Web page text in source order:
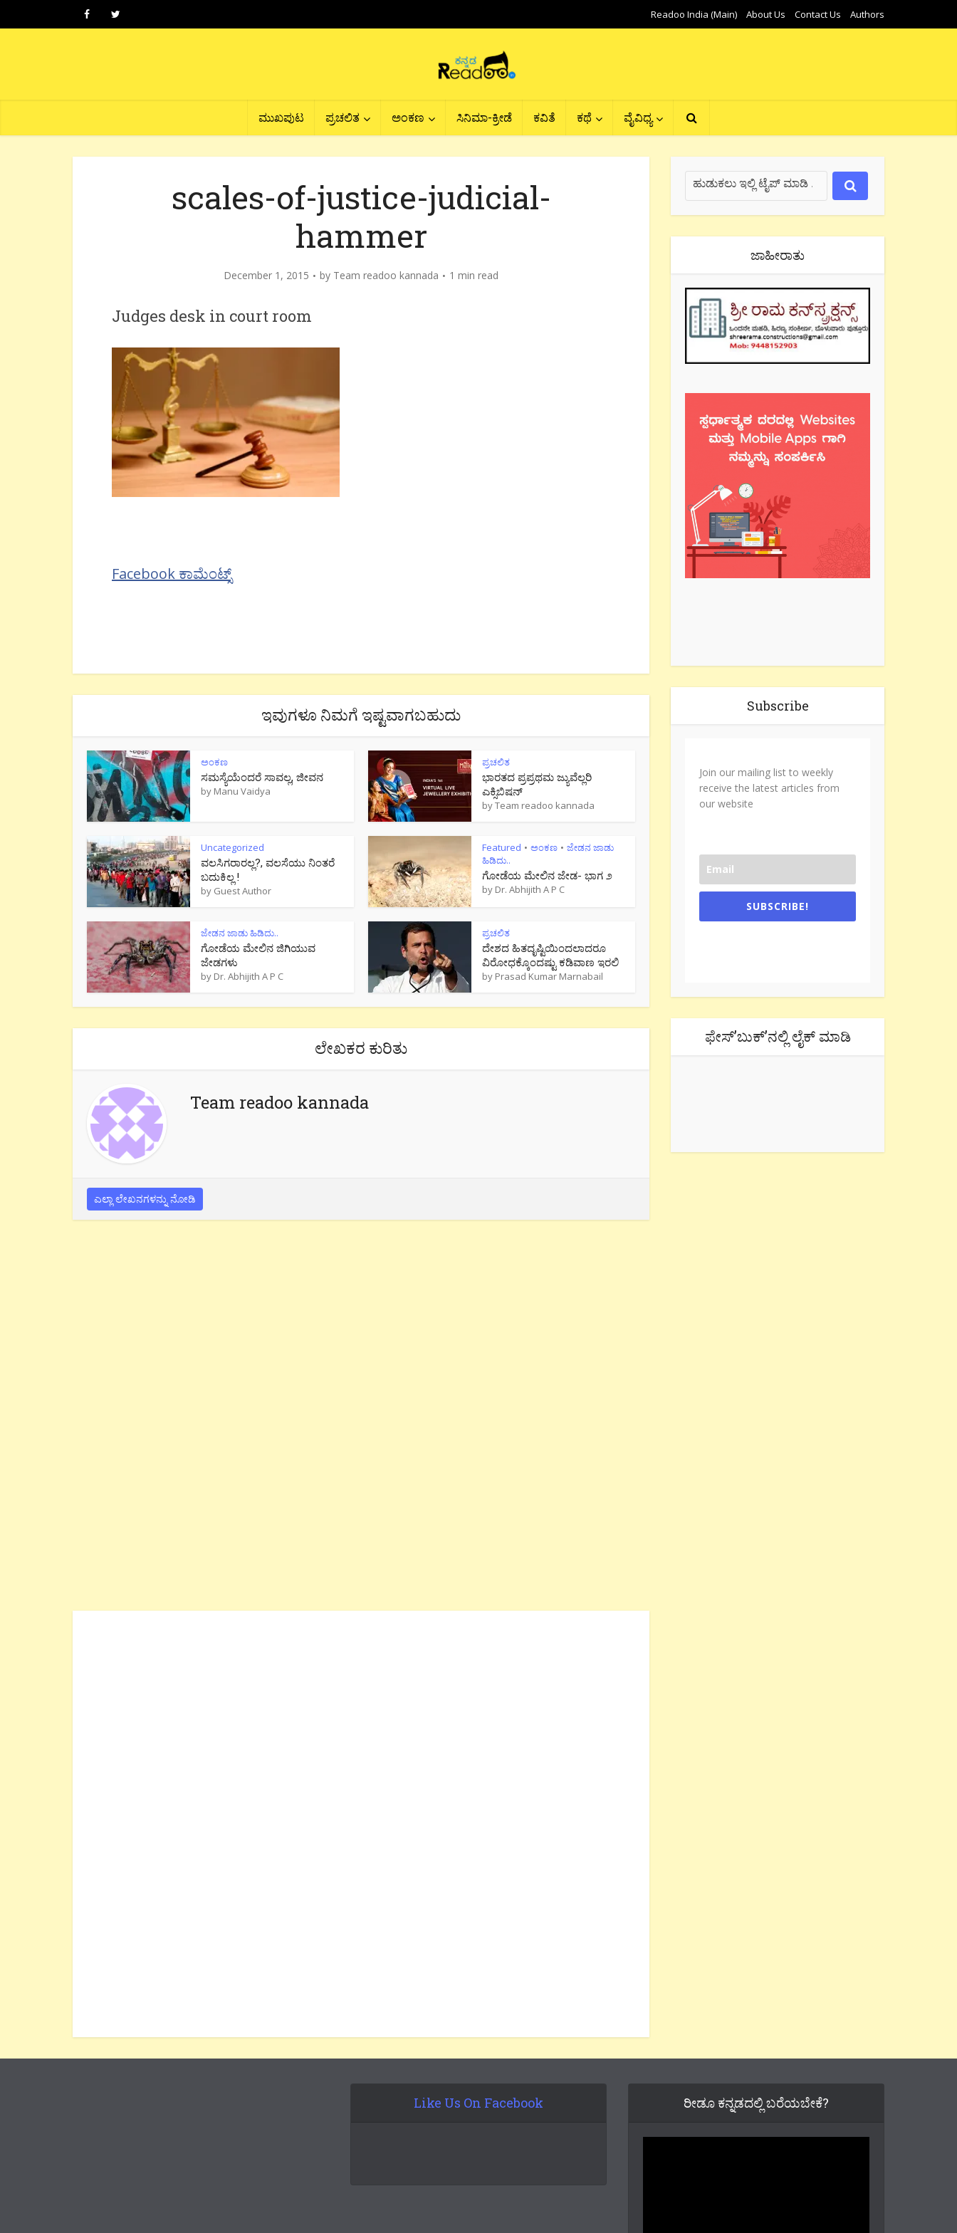
Readoo India (Main) About Us Contact Us Authors
ಮುಖಪುಟ ಪ್ರಚಲಿತ ಅಂಕಣ ಸಿನಿಮಾ-ಕ್ರೀಡೆ ಕವಿತೆ ಕಥೆ ವೈವಿಧ್ಯ
scales-of-justice-judicial-
hammer
December 1, 2015 by Team readoo kannada 1 min read
Judges desk in court room
Facebook ಕಾಮೆಂಟ್ಸ್
ಇವುಗಳೂ ನಿಮಗೆ ಇಷ್ಟವಾಗಬಹುದು
ಅಂಕಣ
ಸಮಸ್ಯೆಯೆಂದರೆ ಸಾವಲ್ಲ, ಜೀವನ
by Manu Vaidya
ಪ್ರಚಲಿತ
ಭಾರತದ ಪ್ರಪ್ರಥಮ ಜ್ಯುವೆಲ್ಲರಿ
ಎಕ್ಸಿಬಿಷನ್
byTeam readoo kannada
Uncategorized
ವಲಸಿಗರಾರಲ್ಲ?, ವಲಸೆಯು ನಿಂತರೆ
ಬದುಕಿಲ್ಲ !
by Guest Author
Featured • ಅಂಕಣ • ಜೇಡನ ಜಾಡು
ಹಿಡಿದು..
ಗೋಡೆಯ ಮೇಲಿನ ಜೇಡ- ಭಾಗ ೨
by Dr. Abhijith A P C
ಜೇಡನ ಜಾಡು ಹಿಡಿದು..
ಗೋಡೆಯ ಮೇಲಿನ ಜಿಗಿಯುವ
ಜೇಡಗಳು
by Dr. Abhijith A P C
ಪ್ರಚಲಿತ
ದೇಶದ ಹಿತದೃಷ್ಟಿಯಿಂದಲಾದರೂ
ವಿರೋಧಕ್ಕೊಂದಷ್ಟು ಕಡಿವಾಣ ಇರಲಿ
by Prasad Kumar Marnabail
ಲೇಖಕರ ಕುರಿತು
Team readoo kannada
ಎಲ್ಲಾ ಲೇಖನಗಳನ್ನು ನೋಡಿ
ಜಾಹೀರಾತು
Subscribe
Join our mailing list to weekly
receive the latest articles from
our website
SUBSCRIBE!
ಫೇಸ್’ಬುಕ್’ನಲ್ಲಿ ಲೈಕ್ ಮಾಡಿ
Like Us On Facebook ರೀಡೂ ಕನ್ನಡದಲ್ಲಿ ಬರೆಯಬೇಕೆ?